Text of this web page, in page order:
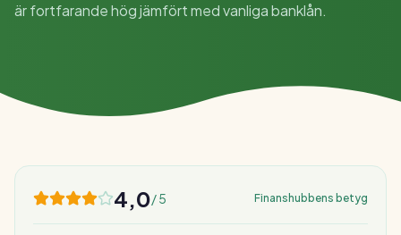
är fortfarande hög jämfört med vanliga banklån.
4,0/ 5 Finanshubbens betyg